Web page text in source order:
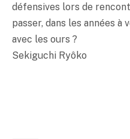
défensives lors de
passer, dans les années à
avec les ours ?
Sekiguchi Ryôko